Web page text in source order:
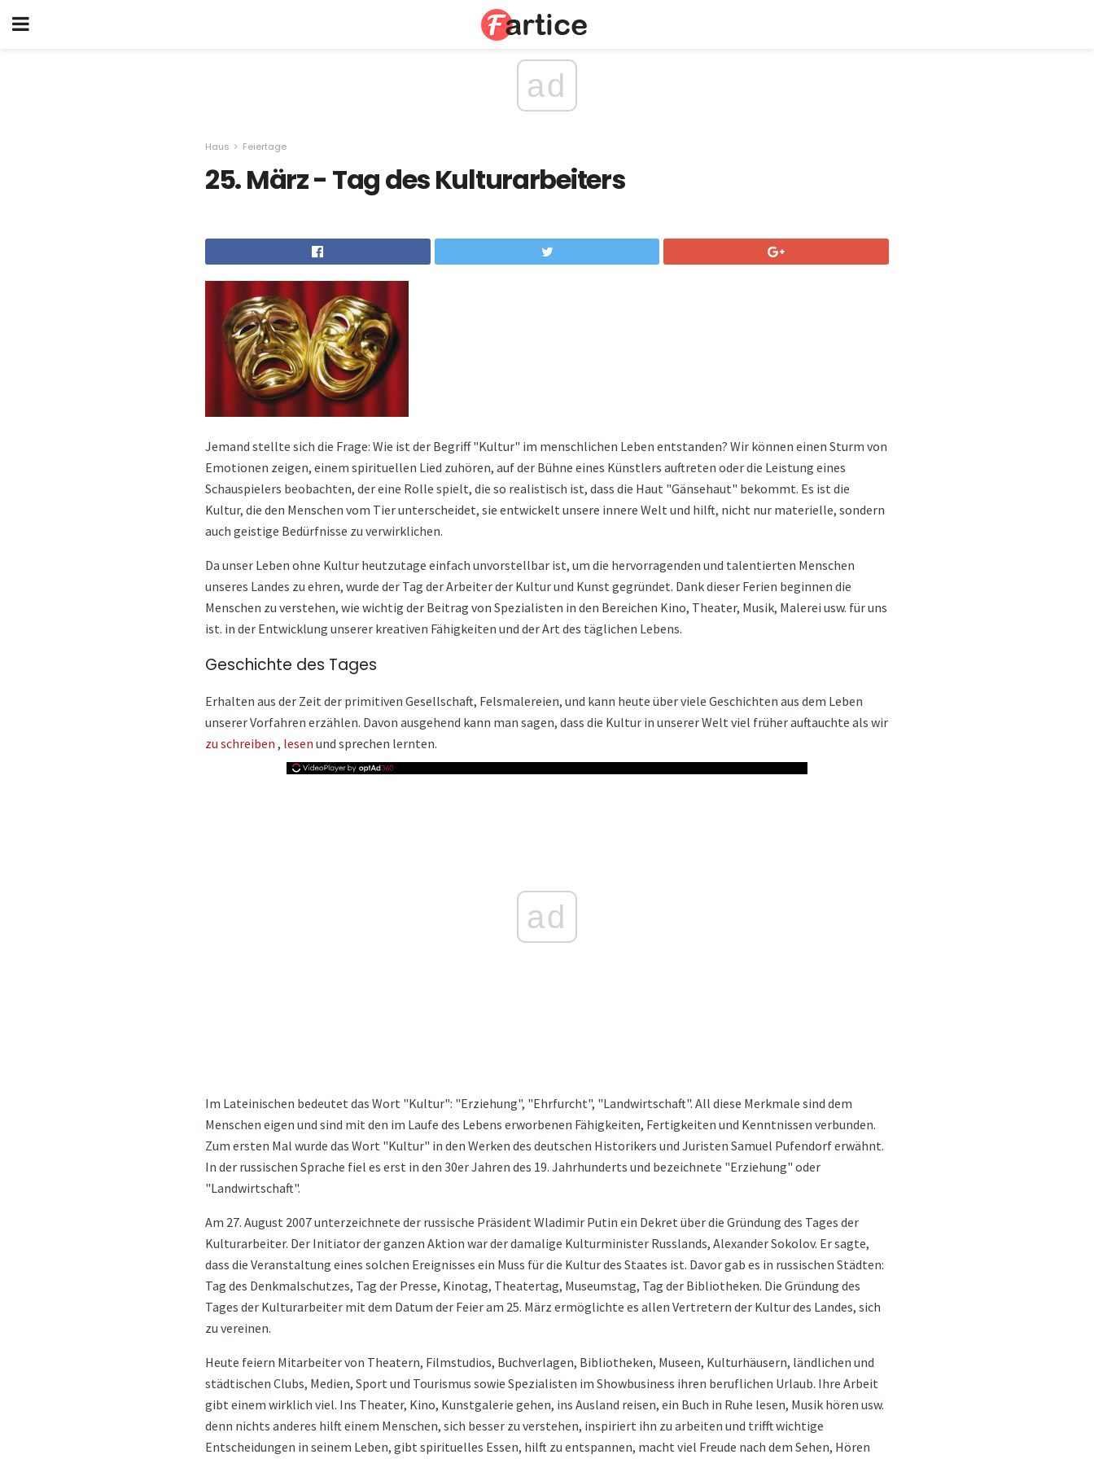
ad
Haus Feiertage
25. März - Tag des Kulturarbeiters
Jemand stellte sich die Frage: Wie ist der Begriff "Kultur" im menschlichen Leben entstanden? Wir können einen Sturm von
Emotionen zeigen, einem spirituellen Lied zuhören, auf der Bühne eines Künstlers auftreten oder die Leistung eines
Schauspielers beobachten, der eine Rolle spielt, die so realistisch ist, dass die Haut "Gänsehaut" bekommt. Es ist die
Kultur, die den Menschen vom Tier unterscheidet, sie entwickelt unsere innere Welt und hilft, nicht nur materielle, sondern
auch geistige Bedürfnisse zu verwirklichen.
Da unser Leben ohne Kultur heutzutage einfach unvorstellbar ist, um die hervorragenden und talentierten Menschen
unseres Landes zu ehren, wurde der Tag der Arbeiter der Kultur und Kunst gegründet. Dank dieser Ferien beginnen die
Menschen zu verstehen, wie wichtig der Beitrag von Spezialisten in den Bereichen Kino, Theater, Musik, Malerei usw. für uns
ist. in der Entwicklung unserer kreativen Fähigkeiten und der Art des täglichen Lebens.
Geschichte des Tages
Erhalten aus der Zeit der primitiven Gesellschaft, Felsmalereien, und kann heute über viele Geschichten aus dem Leben
unserer Vorfahren erzählen. Davon ausgehend kann man sagen, dass die Kultur in unserer Welt viel früher auftauchte als wir
zu schreiben , lesen und sprechen lernten.
ad
Im Lateinischen bedeutet das Wort "Kultur": "Erziehung", "Ehrfurcht", "Landwirtschaft". All diese Merkmale sind dem
Menschen eigen und sind mit den im Laufe des Lebens erworbenen Fähigkeiten, Fertigkeiten und Kenntnissen verbunden.
Zum ersten Mal wurde das Wort "Kultur" in den Werken des deutschen Historikers und Juristen Samuel Pufendorf erwähnt.
In der russischen Sprache fiel es erst in den 30er Jahren des 19. Jahrhunderts und bezeichnete "Erziehung" oder
"Landwirtschaft".
Am 27. August 2007 unterzeichnete der russische Präsident Wladimir Putin ein Dekret über die Gründung des Tages der
Kulturarbeiter. Der Initiator der ganzen Aktion war der damalige Kulturminister Russlands, Alexander Sokolov. Er sagte,
dass die Veranstaltung eines solchen Ereignisses ein Muss für die Kultur des Staates ist. Davor gab es in russischen Städten:
Tag des Denkmalschutzes, Tag der Presse, Kinotag, Theatertag, Museumstag, Tag der Bibliotheken. Die Gründung des
Tages der Kulturarbeiter mit dem Datum der Feier am 25. März ermöglichte es allen Vertretern der Kultur des Landes, sich
zu vereinen.
Heute feiern Mitarbeiter von Theatern, Filmstudios, Buchverlagen, Bibliotheken, Museen, Kulturhäusern, ländlichen und
städtischen Clubs, Medien, Sport und Tourismus sowie Spezialisten im Showbusiness ihren beruflichen Urlaub. Ihre Arbeit
gibt einem wirklich viel. Ins Theater, Kino, Kunstgalerie gehen, ins Ausland reisen, ein Buch in Ruhe lesen, Musik hören usw.
denn nichts anderes hilft einem Menschen, sich besser zu verstehen, inspiriert ihn zu arbeiten und trifft wichtige
Entscheidungen in seinem Leben, gibt spirituelles Essen, hilft zu entspannen, macht viel Freude nach dem Sehen, Hören